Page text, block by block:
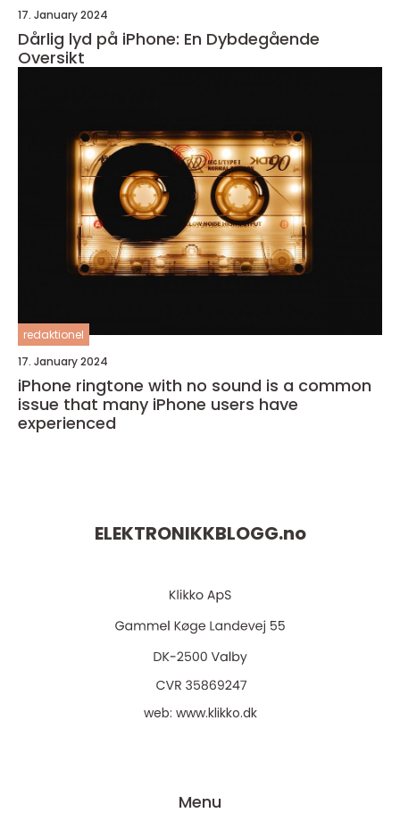
17. January 2024
Dårlig lyd på iPhone: En Dybdegående
Oversikt
redaktionel
17. January 2024
iPhone ringtone with no sound is a common
issue that many iPhone users have
experienced
ELEKTRONIKKBLOGG.no
web: www.klikko.dk
Menu